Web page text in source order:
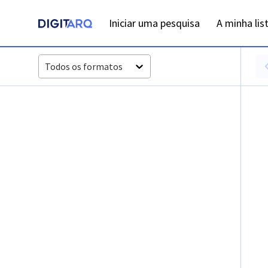
Iniciar uma pesquisa A minha
Todos os formatos